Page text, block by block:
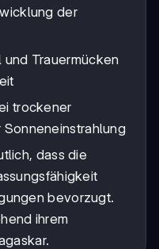
der
und Trauermücken
trockener
dass die
bevorzugt.
ihrem